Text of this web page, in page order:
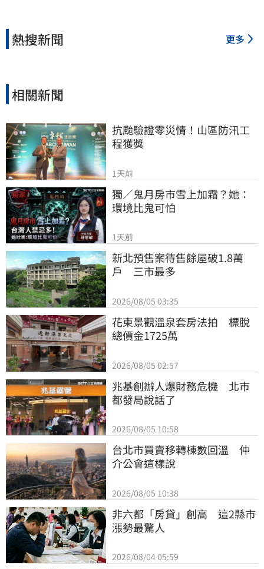
熱搜新聞 更多
相關新聞
抗颱驗證零災情！山區防汛工
程獲獎
1天前
獨／鬼月房市雪上加霜？她：
環境比鬼可怕
1天前
新北預售案待售餘屋破1.8萬
戶　三市最多
2026/08/05 03:35
花東景觀溫泉套房法拍　標脫
總價金1725萬
2026/08/05 02:57
兆基創辦人爆財務危機　北市
都發局說話了
2026/08/05 10:58
台北市買賣移轉棟數回溫　仲
介公會這樣說
2026/08/05 10:38
非六都「房貸」創高　這2縣市
漲勢最驚人
2026/08/04 05:59